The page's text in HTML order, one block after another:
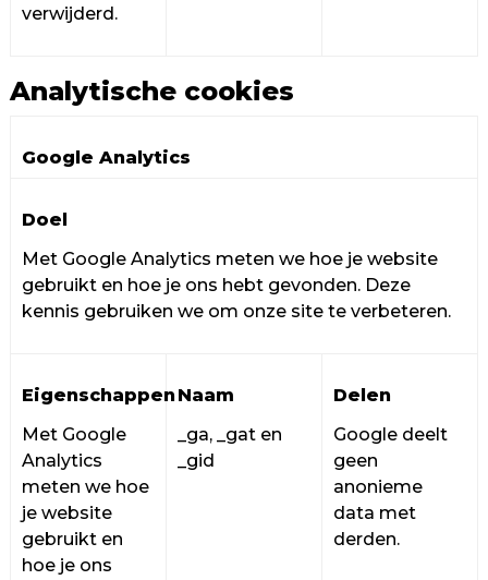
verwijderd.
Analytische cookies
Google Analytics
Doel
Met Google Analytics meten we hoe je website
gebruikt en hoe je ons hebt gevonden. Deze
kennis gebruiken we om onze site te verbeteren.
Eigenschappen
Met Google
Analytics
meten we hoe
je website
gebruikt en
hoe je ons
Naam
_ga, _gat en
_gid
Delen
Google deelt
geen
anonieme
data met
derden.